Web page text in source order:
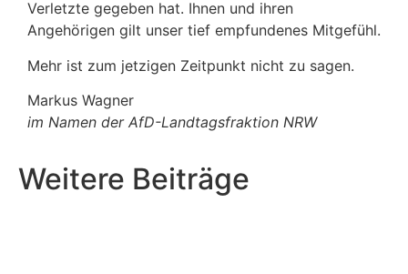
Verletzte gegeben hat. Ihnen und ihren
Angehörigen gilt unser tief empfundenes Mitgefühl.
Mehr ist zum jetzigen Zeitpunkt nicht zu sagen.
Markus Wagner
im Namen der AfD-Landtagsfraktion NRW
Weitere Beiträge